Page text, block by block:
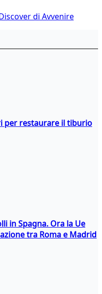
di Avvenire
per restaurare il tiburio
in Spagna. Ora la Ue
tra Roma e Madrid